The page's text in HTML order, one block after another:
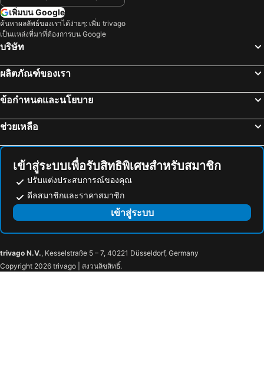
Lanson Place Bukit Ceylon Serviced Residences
Flora by Crossroads Hotel
The RuMa Hotel and Residences
Sheraton Imperial Kuala Lumpur Hotel
ฮิลตัน การ์เด้น อินน์ กัวลาลัมเปอร์ จาลัน ตวนกู อับดุล ราห์มัน เซาท์
Dorsett Kuala Lumpur
W Kuala Lumpur
de King Hotel KLCC
โรงแรมมายา กัวลาลัมเปอร์
Alia Premier KLCC
Cormar Suites Kuala Lumpur
เฟรเซอร์เพลซ กัวลาลัมเปอร์
Crowne Plaza Kuala Lumpur City Centre by IHG
Hyatt Centric City Centre Kuala Lumpur
Perdana Kuala Lumpur City Centre
Summer Suites Near Klcc 2
The Curve
Sunway Pyramid Shopping Centre
Central Market Kuala Lumpur
โมโนเรล
Jalan Tunku Abdul Rahman
Istana Budaya
มาตารานเมอร์เดก้า
Zoo Negara
Bukit Melawati
Baba Nyonya Heritage Museum
Teluk Chempedak
Istana Kesultanan Melaka
เพิ่มบน Google
ค้นหาผลลัพธ์ของเราได้ง่ายๆ: เพิ่ม trivago
เป็นแหล่งที่มาที่ต้องการบน Google
บริษัท
ผลิตภัณฑ์ของเรา
ข้อกำหนดและนโยบาย
ช่วยเหลือ
เข้าสู่ระบบเพื่อรับสิทธิพิเศษสำหรับสมาชิก
ปรับแต่งประสบการณ์ของคุณ
ดีลสมาชิกและราคาสมาชิก
เข้าสู่ระบบ
trivago N.V., Kesselstraße 5 – 7, 40221 Düsseldorf, Germany
Copyright 2026 trivago | สงวนลิขสิทธิ์.